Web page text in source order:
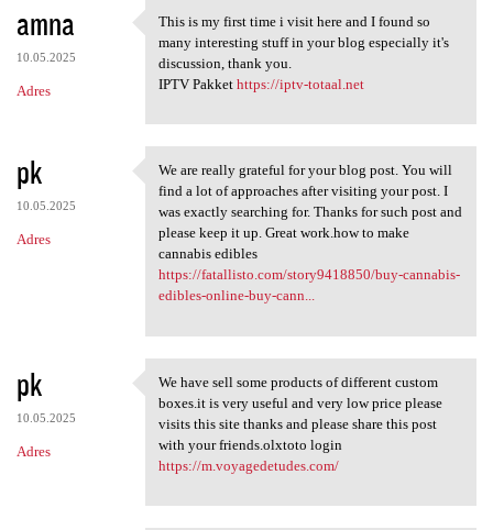
amna
10.05.2025
Adres
This is my first time i visit
This is my first time i visit here and I found so
many interesting stuff in your blog especially it's
discussion, thank you.
IPTV Pakket https://iptv-totaal.net
pk
10.05.2025
Adres
We are really grateful for
We are really grateful for your blog post. You will
find a lot of approaches after visiting your post. I
was exactly searching for. Thanks for such post and
please keep it up. Great work.how to make
cannabis edibles
https://fatallisto.com/story9418850/buy-cannabis-
edibles-online-buy-cann...
pk
10.05.2025
Adres
We have sell some products of
We have sell some products of different custom
boxes.it is very useful and very low price please
visits this site thanks and please share this post
with your friends.olxtoto login
https://m.voyagedetudes.com/